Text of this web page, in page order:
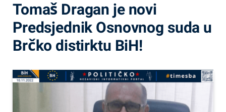
Tomaš Dragan je novi
Predsjednik Osnovnog suda u
Brčko distirktu BiH!